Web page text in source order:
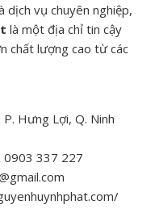
dịch vụ chuyên nghiệp,
là một địa chỉ tin cậy
chất lượng cao từ các
Hưng Lợi, Q. Ninh
337 227